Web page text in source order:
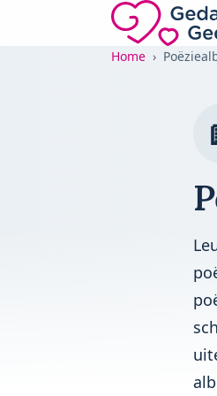
Direct naar de inhoud
Gedachten-
Home